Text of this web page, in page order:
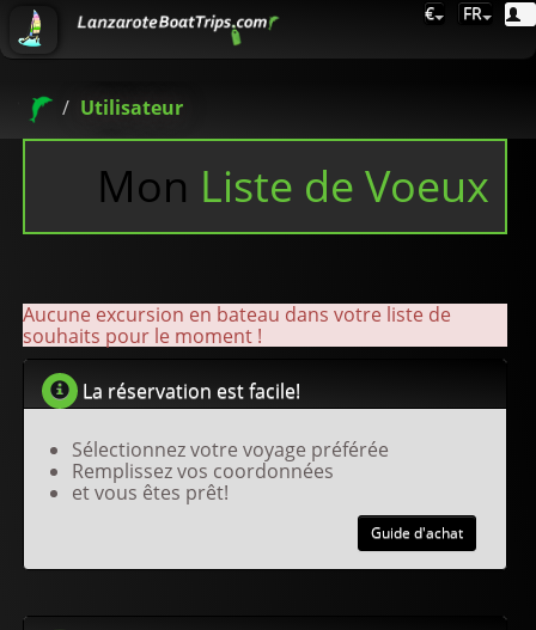
€ FR
Utilisateur
Mon Liste de Voeux
Aucune excursion en bateau dans votre liste de
souhaits pour le moment !
La réservation est facile!
Sélectionnez votre voyage préférée
Remplissez vos coordonnées
et vous êtes prêt!
Guide d'achat